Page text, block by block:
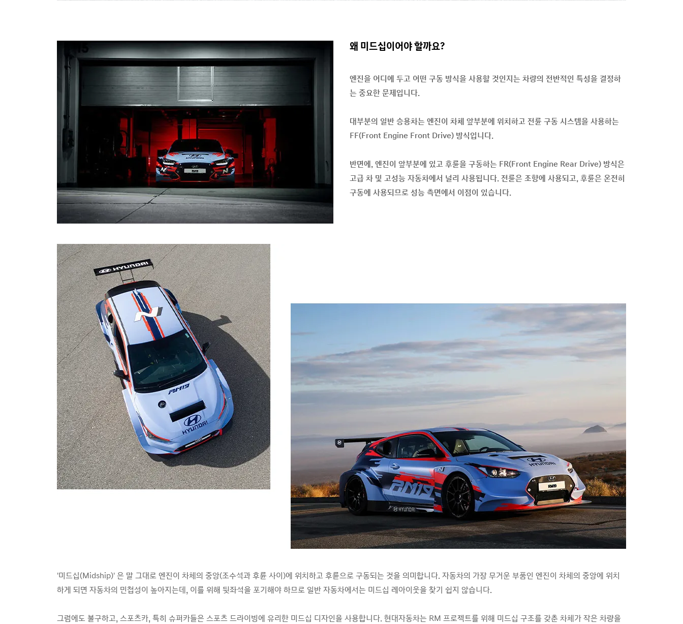
왜 미드십이어야 할까요?
엔진을 어디에 두고 어떤 구동 방식을 사용할 것인지는 차량의 전반적인 특성을 결정하
는 중요한 문제입니다.
대부분의 일반 승용차는 엔진이 차체 앞부분에 위치하고 전륜 구동 시스템을 사용하는
FF(Front Engine Front Drive) 방식입니다.
반면에, 엔진이 앞부분에 있고 후륜을 구동하는 FR(Front Engine Rear Drive) 방식은
고급 차 및 고성능 자동차에서 널리 사용됩니다. 전륜은 조향에 사용되고, 후륜은 온전히
구동에 사용되므로 성능 측면에서 이점이 있습니다.
'미드십(Midship)' 은 말 그대로 엔진이 차체의 중앙(조수석과 후륜 사이)에 위치하고 후륜으로 구동되는 것을 의미합니다. 자동차의 가장 무거운 부품인 엔진이 차체의 중앙에 위치
하게 되면 자동차의 민첩성이 높아지는데, 이를 위해 뒷좌석을 포기해야 하므로 일반 자동차에서는 미드십 레아이웃을 찾기 쉽지 않습니다.
그럼에도 불구하고, 스포츠카, 특히 슈퍼카들은 스포츠 드라이빙에 유리한 미드십 디자인을 사용합니다. 현대자동차는 RM 프로젝트를 위해 미드십 구조를 갖춘 차체가 작은 차량을